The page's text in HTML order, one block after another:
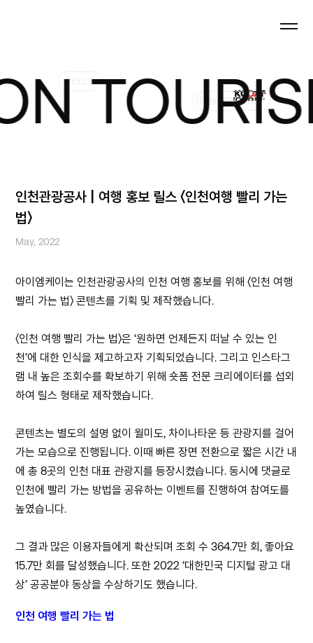
INFLUENCER
SHORTFORM
REELS
인천관광공사 | 여행 홍보 릴스 〈인천여행 빨리 가는
법〉
May, 2022
아이엠케이는 인천관광공사의 인천 여행 홍보를 위해 〈인천 여행
빨리 가는 법〉 콘텐츠를 기획 및 제작했습니다.
〈인천 여행 빨리 가는 법〉은 ‘원하면 언제든지 떠날 수 있는 인
천’에 대한 인식을 제고하고자 기획되었습니다. 그리고 인스타그
램 내 높은 조회수를 확보하기 위해 숏폼 전문 크리에이터를 섭외
하여 릴스 형태로 제작했습니다.
콘텐츠는 별도의 설명 없이 월미도, 차이나타운 등 관광지를 걸어
가는 모습으로 진행됩니다. 이때 빠른 장면 전환으로 짧은 시간 내
에 총 8곳의 인천 대표 관광지를 등장시켰습니다. 동시에 댓글로
인천에 빨리 가는 방법을 공유하는 이벤트를 진행하여 참여도를
높였습니다.
그 결과 많은 이용자들에게 확산되며 조회 수 364.7만 회, 좋아요
15.7만 회를 달성했습니다. 또한 2022 ‘대한민국 디지털 광고 대
상’ 공공분야 동상을 수상하기도 했습니다.
인천 여행 빨리 가는 법